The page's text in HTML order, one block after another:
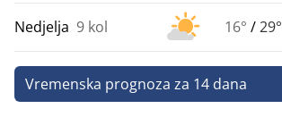
Nedjelja 9 kol 16° /29°
Vremenska prognoza za 14 dana